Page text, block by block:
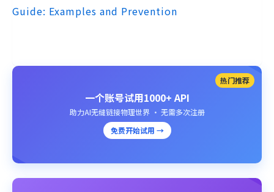
Guide: Examples and Prevention
热门推荐
一个账号试用1000+ API
助力AI无缝链接物理世界 · 无需多次注册
免费开始试用 →